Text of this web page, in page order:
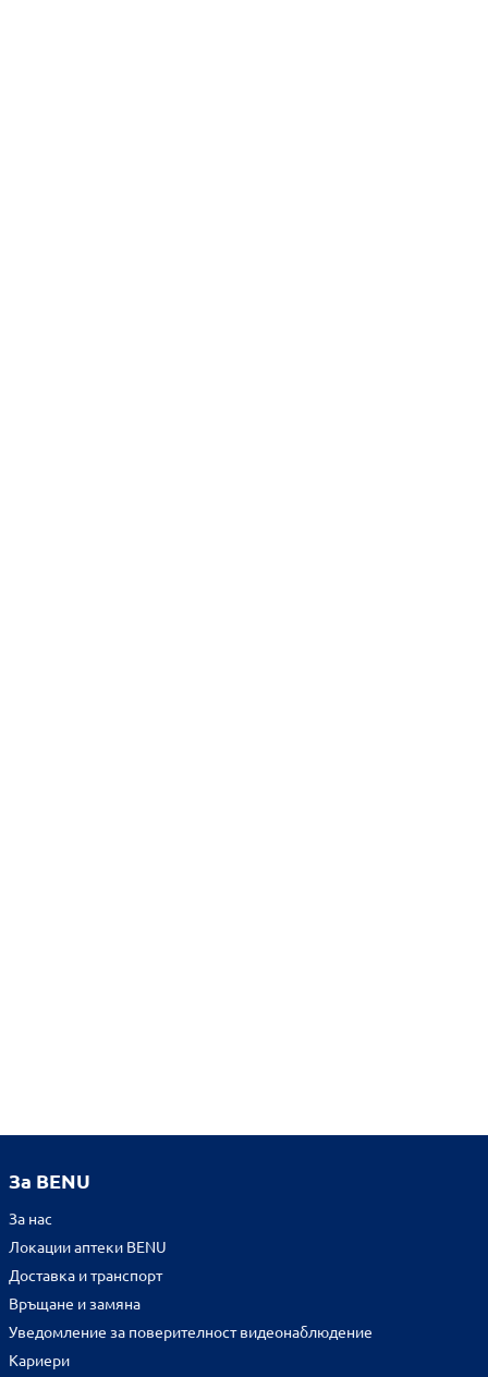
За BENU
За нас
Локации аптеки BENU
Доставка и транспорт
Връщане и замяна
Уведомление за поверителност видеонаблюдение
Кариери